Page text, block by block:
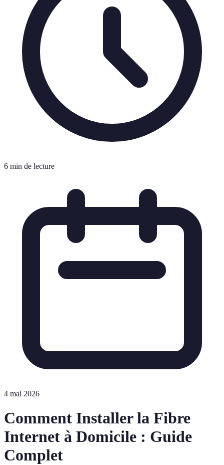
6 min de lecture
4 mai 2026
Comment Installer la Fibre
Internet à Domicile : Guide
Complet